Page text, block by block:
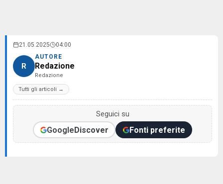
21.05.2025 04:00
R
AUTORE
Redazione
Redazione
Tutti gli articoli →
Seguici su
GoogleDiscover Fonti preferite